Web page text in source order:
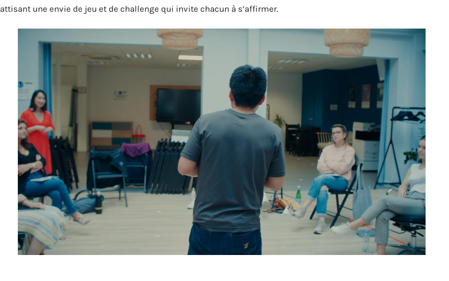
attisant une envie de jeu et de challenge qui invite chacun à s’affirmer.